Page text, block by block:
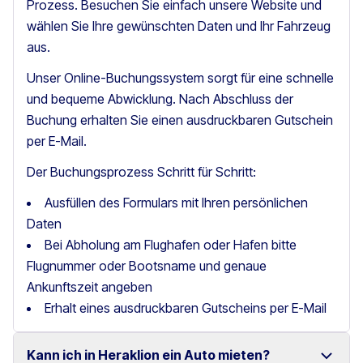
Prozess. Besuchen Sie einfach unsere Website und
wählen Sie Ihre gewünschten Daten und Ihr Fahrzeug
aus.
Unser Online-Buchungssystem sorgt für eine schnelle
und bequeme Abwicklung. Nach Abschluss der
Buchung erhalten Sie einen ausdruckbaren Gutschein
per E-Mail.
Der Buchungsprozess Schritt für Schritt:
Ausfüllen des Formulars mit Ihren persönlichen
Daten
Bei Abholung am Flughafen oder Hafen bitte
Flugnummer oder Bootsname und genaue
Ankunftszeit angeben
Erhalt eines ausdruckbaren Gutscheins per E-Mail
Kann ich in Heraklion ein Auto mieten?